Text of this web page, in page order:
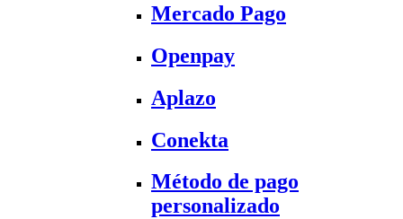
Mercado Pago
Openpay
Aplazo
Conekta
Método de pago
personalizado